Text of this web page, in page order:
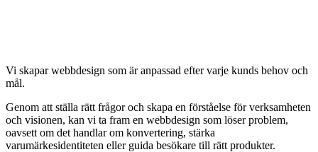
Vi skapar webbdesign som är anpassad efter varje kunds behov och
mål.
Genom att ställa rätt frågor och skapa en förståelse för verksamheten
och visionen, kan vi ta fram en webbdesign som löser problem,
oavsett om det handlar om konvertering, stärka
varumärkesidentiteten eller guida besökare till rätt produkter.